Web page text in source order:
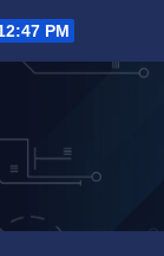
PM